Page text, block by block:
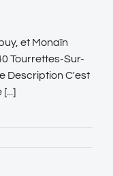
et Monaïn
Tourrettes-Sur-
Description C'est